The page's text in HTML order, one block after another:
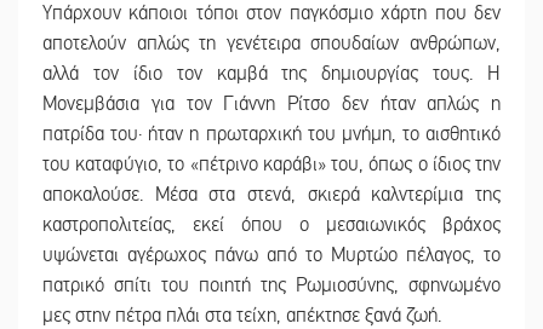
Υπάρχουν κάποιοι τόποι στον παγκόσμιο χάρτη που δεν
αποτελούν απλώς τη γενέτειρα σπουδαίων ανθρώπων,
αλλά τον ίδιο τον καμβά της δημιουργίας τους. Η
Μονεμβάσια για τον Γιάννη Ρίτσο δεν ήταν απλώς η
πατρίδα του· ήταν η πρωταρχική του μνήμη, το αισθητικό
του καταφύγιο, το «πέτρινο καράβι» του, όπως ο ίδιος την
αποκαλούσε. Μέσα στα στενά, σκιερά καλντερίμια της
καστροπολιτείας, εκεί όπου ο μεσαιωνικός βράχος
υψώνεται αγέρωχος πάνω από το Μυρτώο πέλαγος, το
πατρικό σπίτι του ποιητή της Ρωμιοσύνης, σφηνωμένο
μες στην πέτρα πλάι στα τείχη, απέκτησε ξανά ζωή.